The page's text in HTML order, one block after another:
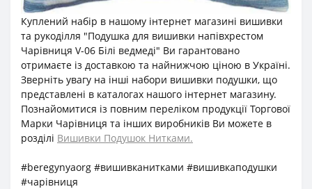
Куплений набір в нашому інтернет магазині вишивки
та рукоділля "Подушка для вишивки напівхрестом
Чарівниця V-06 Білі ведмеді" Ви гарантовано
отримаєте із доставкою та найнижчою ціною в Україні.
Зверніть увагу на інші набори вишивки подушки, що
представлені в каталогах нашого інтернет магазину.
Познайомитися із повним переліком продукції Торгової
Марки Чарівниця та інших виробників Ви можете в
розділі Вишивки Подушок Нитками.
#beregynyaorg #вишивканитками #вишивкаподушки
#чарівниця